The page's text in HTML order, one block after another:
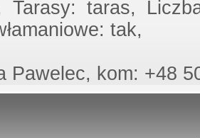
Tarasy: taras,
tak,
Pawelec, kom: +48